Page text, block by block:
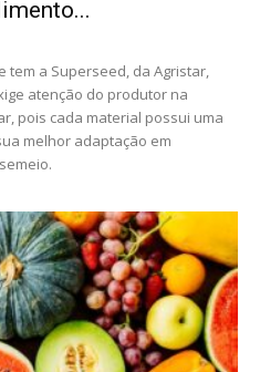
tem a Superseed, da Agristar,
atenção do produtor na
pois cada material possui uma
melhor adaptação em